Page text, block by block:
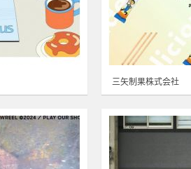
三矢制果株式会社